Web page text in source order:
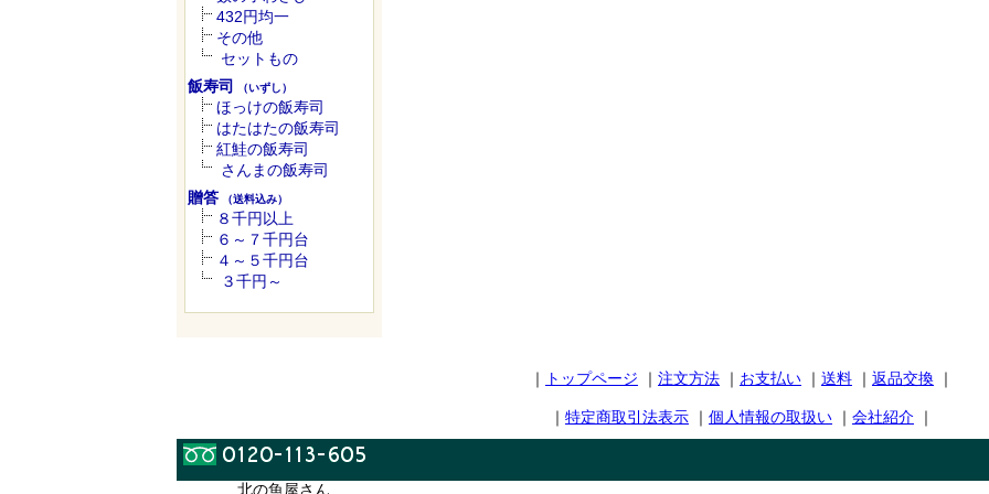
432円均一
その他
セットもの
飯寿司
（いずし）
ほっけの飯寿司
はたはたの飯寿司
紅鮭の飯寿司
さんまの飯寿司
贈答 （送料込み）
８千円以上
６～７千円台
４～５千円台
３千円～
｜ トップページ ｜ 注文方法 ｜ お支払い ｜ 送料 ｜ 返品交換 ｜
｜ 特定商取引法表示 ｜ 個人情報の取扱い ｜ 会社紹介 ｜
北の魚屋さん